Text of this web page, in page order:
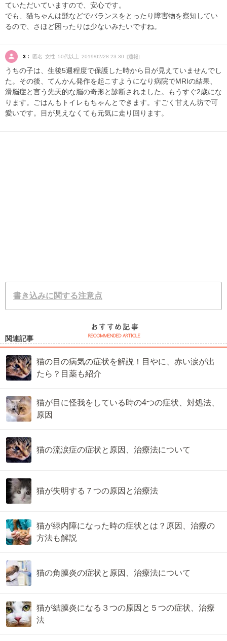
ていただいていますので、安心です。
でも、猫ちゃんは髭などでバランスをとったり障害物を察知してい
るので、さほど困ったりは少ないみたいですね。
3： 匿名 女性 50代以上 2019/02/28 23:30 [通報]
うちの子は、生後5週程度で保護した時から目が見えていませんでし
た。その後、てんかん発作を起こすようになり病院でMRIの結果、
滑脳症と言う先天的な脳の奇形と診断されました。もうすぐ2歳にな
ります。ごはんもトイレもちゃんとできます。すごく甘えん坊で可
愛いです。目が見えなくても元気に走り回ります。
書き込みに関する注意点
関連記事
猫の目の病気の症状を解説！目やに、赤い涙が出
たら？目薬も紹介
猫が目に怪我をしている時の4つの症状、対処法、
原因
猫の流涙症の症状と原因、治療法について
猫が失明する７つの原因と治療法
猫が緑内障になった時の症状とは？原因、治療の
方法も解説
猫の角膜炎の症状と原因、治療法について
猫が結膜炎になる３つの原因と５つの症状、治療
法